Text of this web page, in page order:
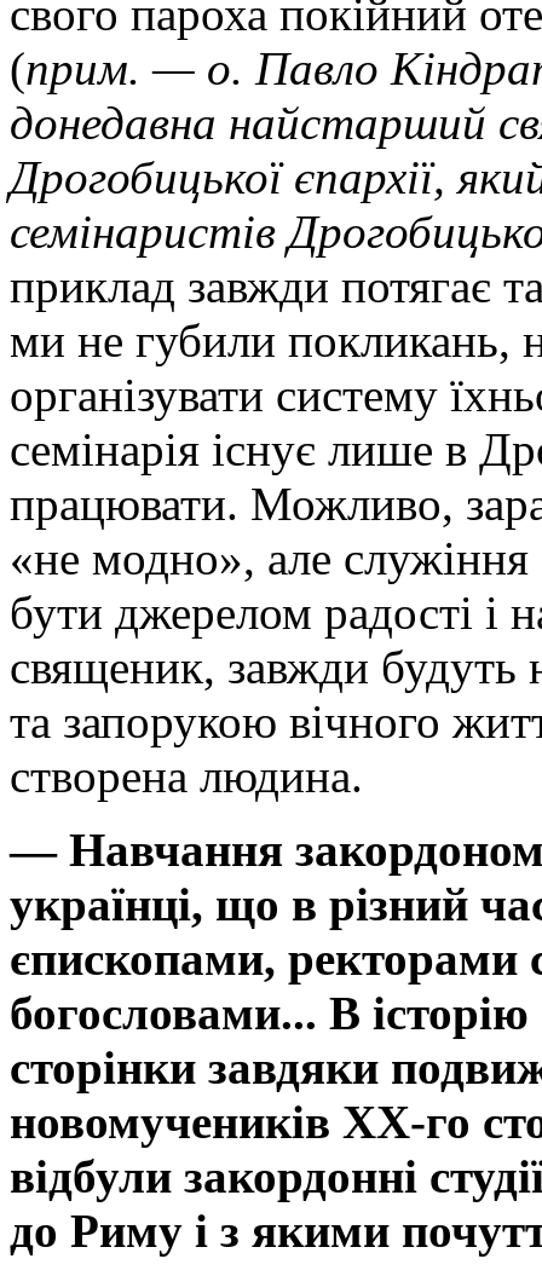
свого пароха покійний
(прим. — о. Павло
донедавна найстарший
Дрогобицької єпархії,
семінаристів
приклад завжди потягає
ми не губили покликань,
організувати систему
семінарія існує лише в
працювати. Можливо,
«не модно», але служіння
бути джерелом радості і
священик, завжди
та запорукою вічного
створена людина.
— Навчання
українці, що в різний
єпископами, ректорами
богословами... В
сторінки завдяки
новомучеників ХХ-го
відбули закордонні
до Риму і з якими